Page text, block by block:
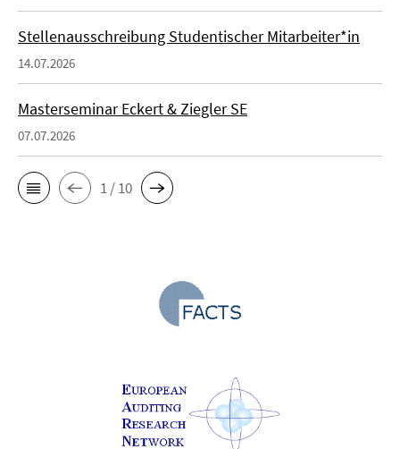
Stellenausschreibung Studentischer Mitarbeiter*in
14.07.2026
Masterseminar Eckert & Ziegler SE
07.07.2026
1 / 10